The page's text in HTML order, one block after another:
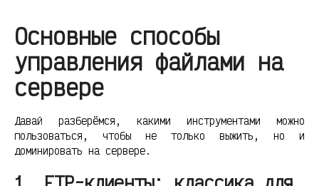
Основные способы
управления файлами на
сервере
Давай разберёмся, какими инструментами можно
пользоваться, чтобы не только выжить, но и
доминировать на сервере.